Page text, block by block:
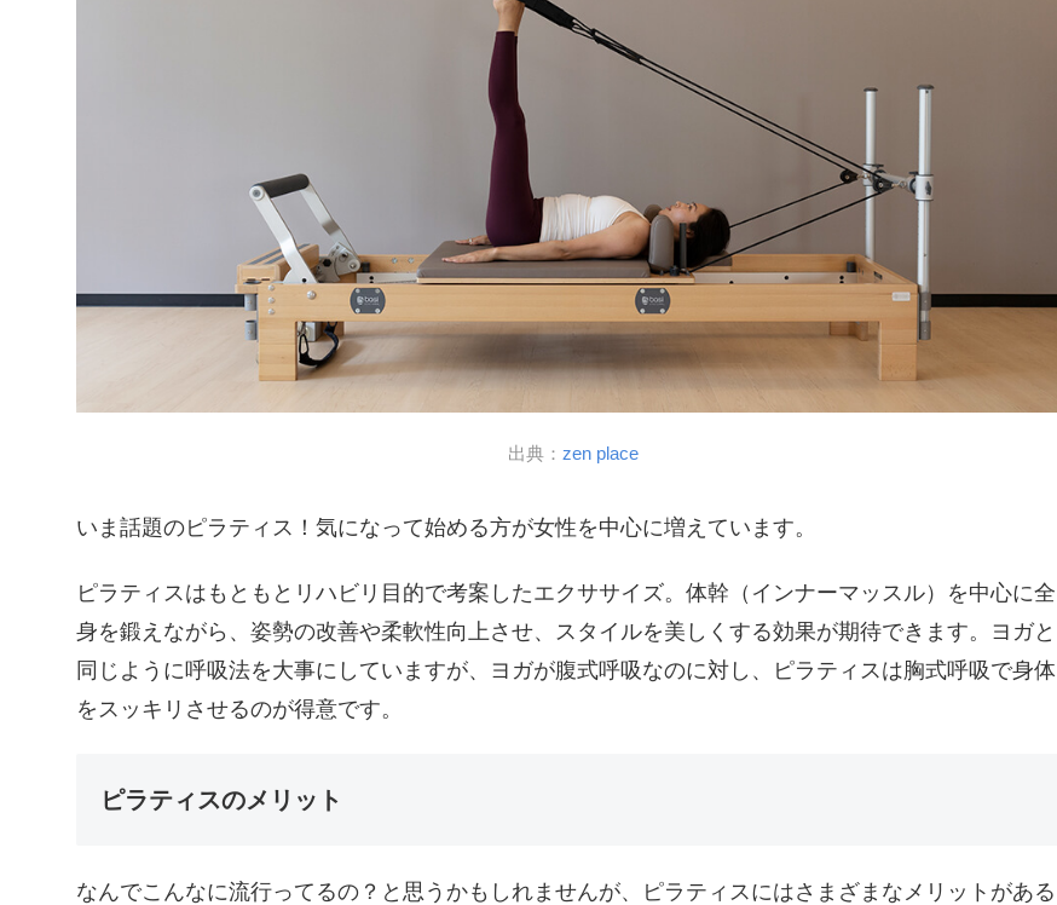
出典： zen place
いま話題のピラティス！気になって始める方が女性を中心に増えています。
ピラティスはもともとリハビリ目的で考案したエクササイズ。体幹（インナーマッスル）を中心に全
身を鍛えながら、姿勢の改善や柔軟性向上させ、スタイルを美しくする効果が期待できます。ヨガと
同じように呼吸法を大事にしていますが、ヨガが腹式呼吸なのに対し、ピラティスは胸式呼吸で身体
をスッキリさせるのが得意です。
ピラティスのメリット
なんでこんなに流行ってるの？と思うかもしれませんが、ピラティスにはさまざまなメリットがある